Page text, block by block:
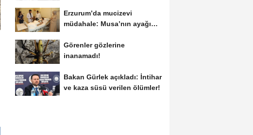
Erzurum’da mucizevi
müdahale: Musa’nın ayağı
Görenler gözlerine
inanamadı!
Bakan Gürlek açıkladı: İntihar
ve kaza süsü verilen ölümler!